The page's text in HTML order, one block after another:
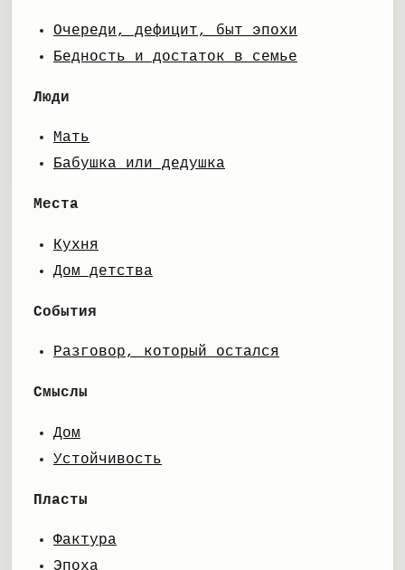
Очереди, дефицит, быт эпохи
Бедность и достаток в семье
Люди
Мать
Бабушка или дедушка
Места
Кухня
Дом детства
События
Разговор, который остался
Смыслы
Дом
Устойчивость
Пласты
Фактура
Эпоха